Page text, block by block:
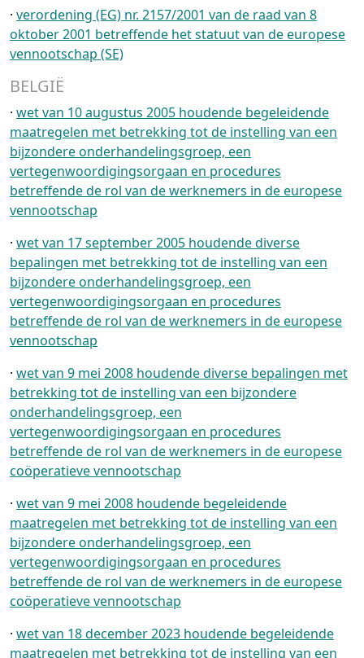
· verordening (EG) nr. 2157/2001 van de raad van 8
oktober 2001 betreffende het statuut van de europese
vennootschap (SE)
BELGIË
· wet van 10 augustus 2005 houdende begeleidende
maatregelen met betrekking tot de instelling van een
bijzondere onderhandelingsgroep, een
vertegenwoordigingsorgaan en procedures
betreffende de rol van de werknemers in de europese
vennootschap
· wet van 17 september 2005 houdende diverse
bepalingen met betrekking tot de instelling van een
bijzondere onderhandelingsgroep, een
vertegenwoordigingsorgaan en procedures
betreffende de rol van de werknemers in de europese
vennootschap
· wet van 9 mei 2008 houdende diverse bepalingen met
betrekking tot de instelling van een bijzondere
onderhandelingsgroep, een
vertegenwoordigingsorgaan en procedures
betreffende de rol van de werknemers in de europese
coöperatieve vennootschap
· wet van 9 mei 2008 houdende begeleidende
maatregelen met betrekking tot de instelling van een
bijzondere onderhandelingsgroep, een
vertegenwoordigingsorgaan en procedures
betreffende de rol van de werknemers in de europese
coöperatieve vennootschap
· wet van 18 december 2023 houdende begeleidende
maatregelen met betrekking tot de instelling van een